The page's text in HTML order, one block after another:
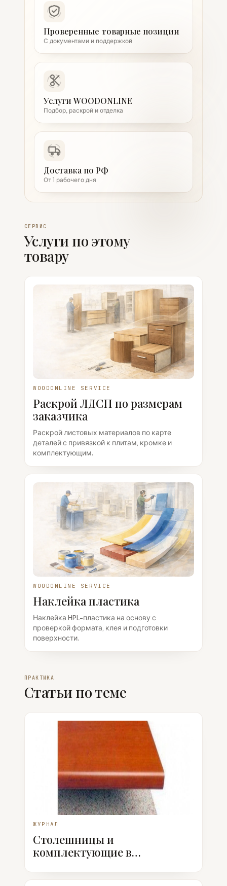
Проверенные товарные позиции
С документами и поддержкой
Услуги WOODONLINE
Подбор, раскрой и отделка
Доставка по РФ
От 1 рабочего дня
СЕРВИС
Услуги по этому
товару
WOODONLINE SERVICE
Раскрой ЛДСП по размерам
заказчика
Раскрой листовых материалов по карте
деталей с привязкой к плитам, кромке и
комплектующим.
WOODONLINE SERVICE
Наклейка пластика
Наклейка HPL-пластика на основу с
проверкой формата, клея и подготовки
поверхности.
ПРАКТИКА
Статьи по теме
ЖУРНАЛ
Столешницы и
комплектующие в